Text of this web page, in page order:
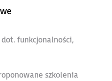
funkcjonalności,
szkolenia